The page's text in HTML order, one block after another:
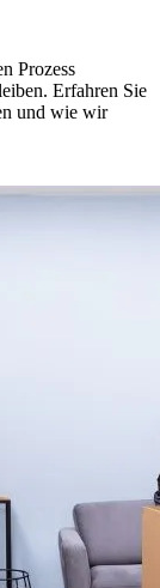
Prozess
Erfahren Sie
und wie wir